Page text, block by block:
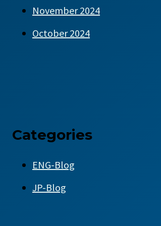
November 2024
October 2024
Categories
ENG-Blog
JP-Blog